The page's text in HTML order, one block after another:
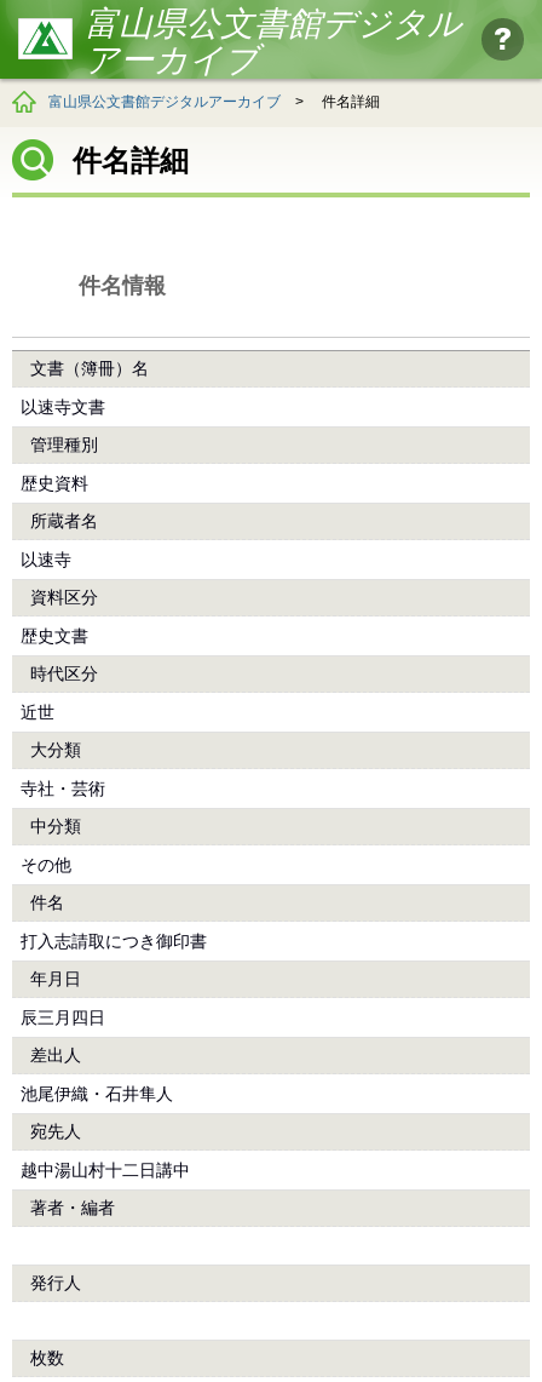
富山県公文書館デジタル
アーカイブ
富山県公文書館デジタルアーカイブ > 件名詳細
件名詳細
件名情報
文書（簿冊）名
以速寺文書
管理種別
歴史資料
所蔵者名
以速寺
資料区分
歴史文書
時代区分
近世
大分類
寺社・芸術
中分類
その他
件名
打入志請取につき御印書
年月日
辰三月四日
差出人
池尾伊織・石井隼人
宛先人
越中湯山村十二日講中
著者・編者
発行人
枚数